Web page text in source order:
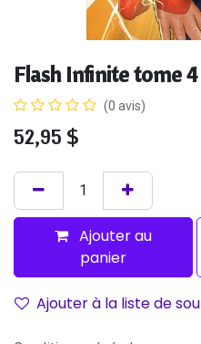
Flash Infinite tome 4
(0 avis)
52,95 $
Ajouter au
panier
Ajouter à la liste de